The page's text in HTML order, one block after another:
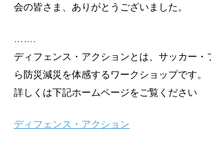
会の皆さま、ありがとうございました。
…….
ディフェンス・アクションとは、サッカー・
ら防災減災を体感するワークショップです。
詳しくは下記ホームページをご覧ください
ディフェンス・アクション